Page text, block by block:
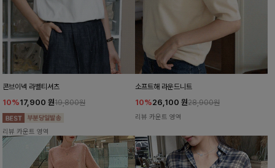
콘브이넥 라벨티셔츠
10%17,900 원19,800원
리뷰 카운트 영역
소프트해 라운드니트
10%26,100 원28,900원
리뷰 카운트 영역